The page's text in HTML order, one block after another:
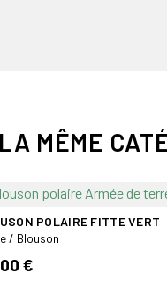
MÊME
POLAIRE FITTE VERT
/ Blouson
€